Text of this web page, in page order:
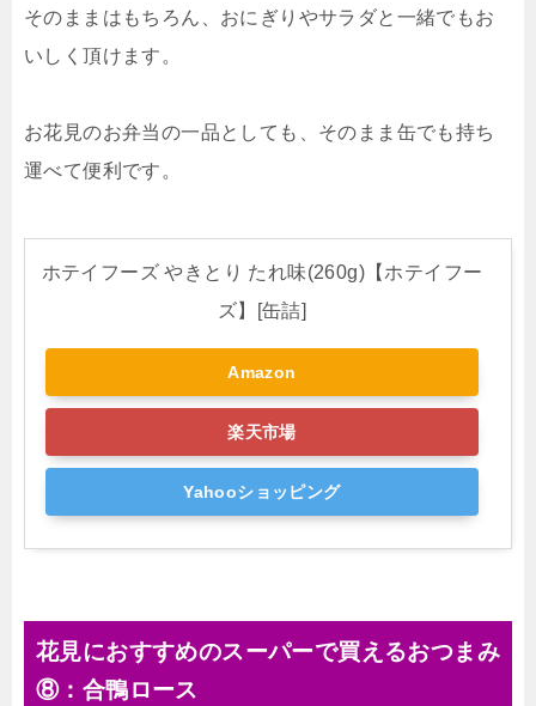
そのままはもちろん、おにぎりやサラダと一緒でもお
いしく頂けます。
お花見のお弁当の一品としても、そのまま缶でも持ち
運べて便利です。
ホテイフーズ やきとり たれ味(260g)【ホテイフー
ズ】[缶詰]
Amazon
楽天市場
Yahooショッピング
花見におすすめのスーパーで買えるおつまみ
⑧：合鴨ロース